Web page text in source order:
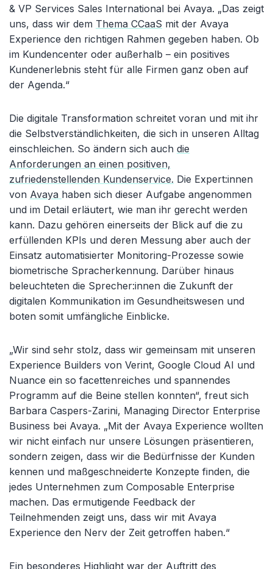
& VP Services Sales International bei Avaya. „Das zeigt
uns, dass wir dem Thema CCaaS mit der Avaya
Experience den richtigen Rahmen gegeben haben. Ob
im Kundencenter oder außerhalb – ein positives
Kundenerlebnis steht für alle Firmen ganz oben auf
der Agenda.“
Die digitale Transformation schreitet voran und mit ihr
die Selbstverständlichkeiten, die sich in unseren Alltag
einschleichen. So ändern sich auch die
Anforderungen an einen positiven,
zufriedenstellenden Kundenservice. Die Expert:innen
von Avaya haben sich dieser Aufgabe angenommen
und im Detail erläutert, wie man ihr gerecht werden
kann. Dazu gehören einerseits der Blick auf die zu
erfüllenden KPIs und deren Messung aber auch der
Einsatz automatisierter Monitoring-Prozesse sowie
biometrische Spracherkennung. Darüber hinaus
beleuchteten die Sprecher:innen die Zukunft der
digitalen Kommunikation im Gesundheitswesen und
boten somit umfängliche Einblicke.
„Wir sind sehr stolz, dass wir gemeinsam mit unseren
Experience Builders von Verint, Google Cloud AI und
Nuance ein so facettenreiches und spannendes
Programm auf die Beine stellen konnten“, freut sich
Barbara Caspers-Zarini, Managing Director Enterprise
Business bei Avaya. „Mit der Avaya Experience wollten
wir nicht einfach nur unsere Lösungen präsentieren,
sondern zeigen, dass wir die Bedürfnisse der Kunden
kennen und maßgeschneiderte Konzepte finden, die
jedes Unternehmen zum Composable Enterprise
machen. Das ermutigende Feedback der
Teilnehmenden zeigt uns, dass wir mit Avaya
Experience den Nerv der Zeit getroffen haben.“
Ein besonderes Highlight war der Auftritt des